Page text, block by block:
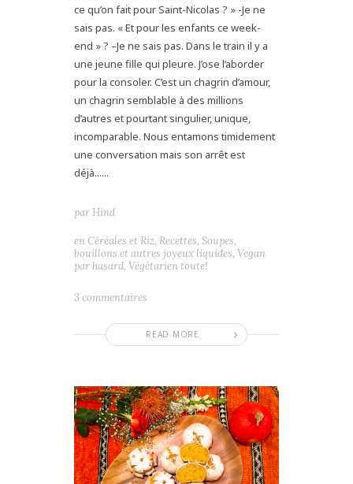
ce qu’on fait pour Saint-Nicolas ? » -Je ne
sais pas. « Et pour les enfants ce week-
end » ? –Je ne sais pas. Dans le train il y a
une jeune fille qui pleure. J’ose l’aborder
pour la consoler. C’est un chagrin d’amour,
un chagrin semblable à des millions
d’autres et pourtant singulier, unique,
incomparable. Nous entamons timidement
une conversation mais son arrêt est
déjà......
READ MORE
par Hind
enCéréales et Riz, Recettes, Soupes,
bouillons et autres joyeux liquides, Vegan
par hasard, Végétarien toute!
3 commentaires